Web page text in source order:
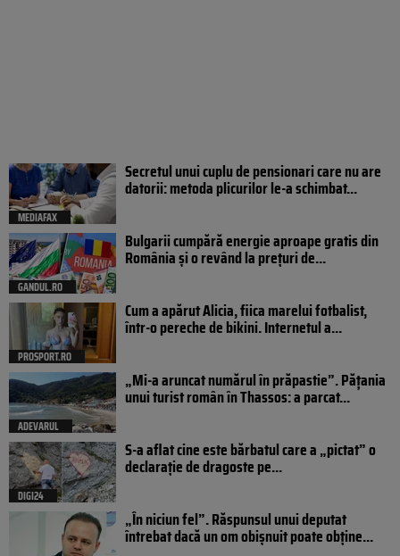
MEDIAFAX
Secretul unui cuplu de pensionari care nu are
datorii: metoda plicurilor le-a schimbat...
GANDUL.RO
Bulgarii cumpără energie aproape gratis din
România și o revând la prețuri de...
PROSPORT.RO
Cum a apărut Alicia, fiica marelui fotbalist,
într-o pereche de bikini. Internetul a...
ADEVARUL
„Mi-a aruncat numărul în prăpastie”. Pățania
unui turist român în Thassos: a parcat...
DIGI24
S-a aflat cine este bărbatul care a „pictat” o
declarație de dragoste pe...
„În niciun fel”. Răspunsul unui deputat
întrebat dacă un om obișnuit poate obține...